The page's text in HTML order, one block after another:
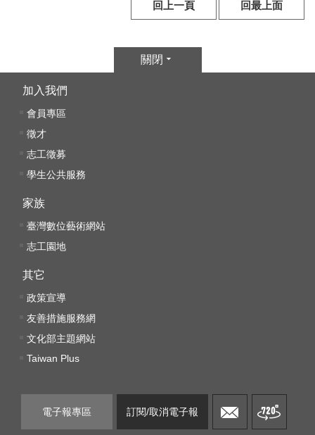
部
個
、
著
回上一頁 回最上面
關閉
加入我們
會員專區
徵才
志工徵募
學生公共服務
家族
臺灣數位藝術網站
志工園地
其它
政策宣導
友善措施服務網
文化部主題網站
Taiwan Plus
電子報專區 訂閱/取消電子報